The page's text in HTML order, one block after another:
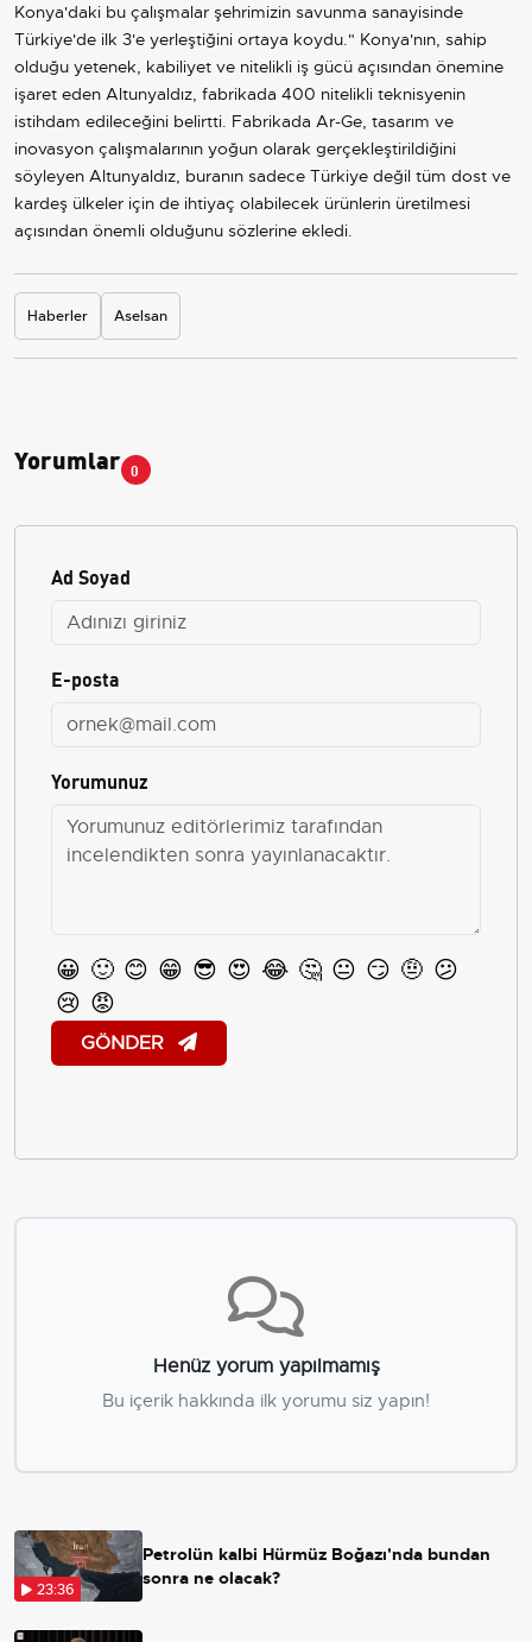
Konya'daki bu çalışmalar şehrimizin savunma sanayisinde
Türkiye'de ilk 3'e yerleştiğini ortaya koydu." Konya'nın, sahip
olduğu yetenek, kabiliyet ve nitelikli iş gücü açısından önemine
işaret eden Altunyaldız, fabrikada 400 nitelikli teknisyenin
istihdam edileceğini belirtti. Fabrikada Ar-Ge, tasarım ve
inovasyon çalışmalarının yoğun olarak gerçekleştirildiğini
söyleyen Altunyaldız, buranın sadece Türkiye değil tüm dost ve
kardeş ülkeler için de ihtiyaç olabilecek ürünlerin üretilmesi
açısından önemli olduğunu sözlerine ekledi.
Haberler Aselsan
Yorumlar 0
Ad Soyad
E-posta
Yorumunuz
😀 🙂 😊 😁 😎 😍 😂 🤔 😐 😏 🤨 😕
😢 😡
GÖNDER
Henüz yorum yapılmamış
Bu içerik hakkında ilk yorumu siz yapın!
23:36
Petrolün kalbi Hürmüz Boğazı'nda bundan
sonra ne olacak?